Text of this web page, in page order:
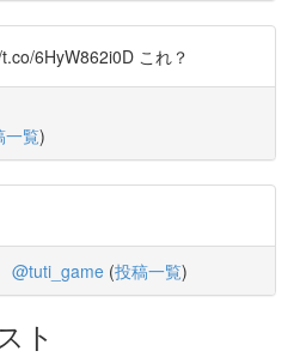
6HyW862i0D これ？
一覧)
@tuti_game (投稿一覧)
ト